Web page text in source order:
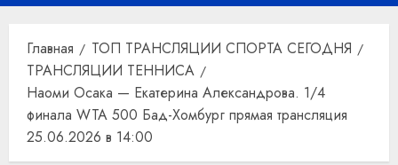
Главная
ТОП ТРАНСЛЯЦИИ СПОРТА СЕГОДНЯ
ТРАНСЛЯЦИИ ТЕННИСА
Наоми Осака — Екатерина Александрова. 1/4
финала WTA 500 Бад-Хомбург прямая трансляция
25.06.2026 в 14:00